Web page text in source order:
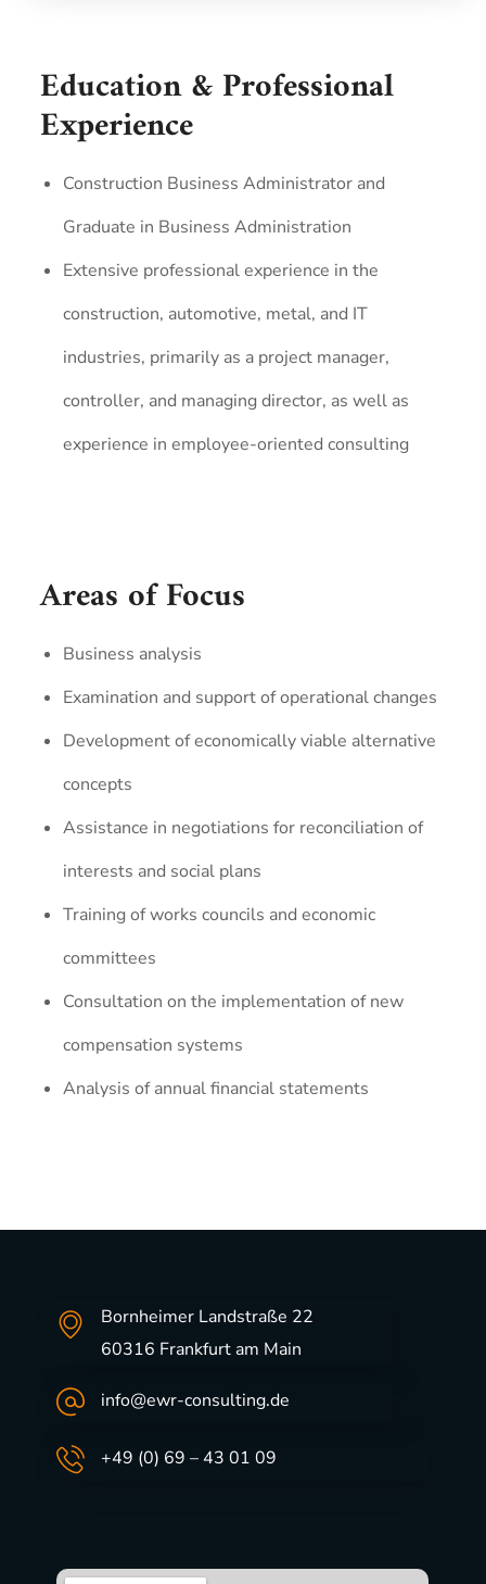
Education & Professional
Experience
Construction Business Administrator and
Graduate in Business Administration
Extensive professional experience in the
construction, automotive, metal, and IT
industries, primarily as a project manager,
controller, and managing director, as well as
experience in employee-oriented consulting
Areas of Focus
Business analysis
Examination and support of operational changes
Development of economically viable alternative
concepts
Assistance in negotiations for reconciliation of
interests and social plans
Training of works councils and economic
committees
Consultation on the implementation of new
compensation systems
Analysis of annual financial statements
Bornheimer Landstraße 22
60316 Frankfurt am Main
info@ewr-consulting.de
+49 (0) 69 – 43 01 09